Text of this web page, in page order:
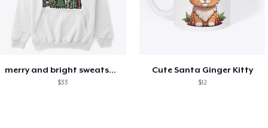
merry and bright sweatshirt christmas
$33
Cute Santa Ginger Kitty
$12